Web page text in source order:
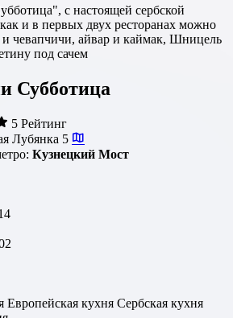
с настоящей сербской
и в первых двух ресторанах можно
и чевапчичи, айвар и каймак, Шницель
под сачем
Субботица
5 Рейтинг
Лубянка 5
Кузнецкий Мост
Европейская кухня Сербская кухня